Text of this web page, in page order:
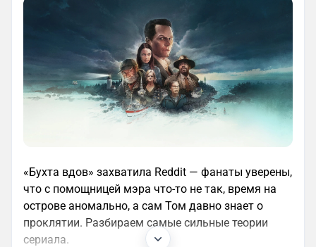
«Бухта вдов» захватила Reddit — фанаты уверены,
что с помощницей мэра что-то не так, время на
острове аномально, а сам Том давно знает о
проклятии. Разбираем самые сильные теории
сериала.